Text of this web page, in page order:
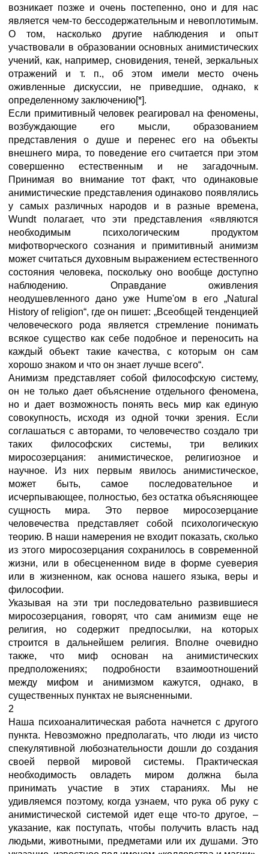
возникает позже и очень постепенно, оно и для нас
является чем-то бессодержательным и невоплотимым.
О том, насколько другие наблюдения и опыт
участвовали в образовании основных анимистических
учений, как, например, сновидения, теней, зеркальных
отражений и т. п., об этом имели место очень
оживленные дискуссии, не приведшие, однако, к
определенному заключению[*].
Если примитивный человек реагировал нa феномены,
возбуждающие его мысли, образованием
представления о душе и перенес его на объекты
внешнего мира, то поведение его считается при этом
совершенно естественным и не загадочным.
Принимая во внимание тот факт, что одинаковые
анимистические представления одинаково появлялись
у самых различных народов и в разные времена,
Wundt полагает, что эти представления «являются
необходимым психологическим продуктом
мифотворческого сознания и примитивный анимизм
может считаться духовным выражением естественного
состояния человека, поскольку оно вообще доступно
наблюдению. Оправдание оживления
неодушевленного дано уже Нume'oм в его „Natural
History of religion“, где он пишет: „Всеобщей тенденцией
человеческого рода является стремление понимать
всякое существо как себе подобное и переносить на
каждый объект такие качества, с которым он сам
хорошо знаком и что он знает лучше всего“.
Анимизм представляет собой философскую систему,
он не только дает объяснение отдельного феномена,
но и дает возможность понять весь мир как единую
совокупность, исходя из одной точки зрения. Если
соглашаться с авторами, то человечество создало три
таких философских системы, три великих
миросозерцания: анимистическое, религиозное и
научное. Из них первым явилось анимистическое,
может быть, самое последовательное и
исчерпывающее, полностью, без остатка объясняющее
сущность мира. Это первое миросозерцание
человечества представляет собой психологическую
теорию. В наши намерения не входит показать, сколько
из этого миросозерцания сохранилось в современной
жизни, или в обесцененном виде в форме суеверия
или в жизненном, как основа нашего языка, веры и
философии.
Указывая на эти три последовательно развившиеся
миросозерцания, говорят, что сам анимизм еще не
религия, но содержит предпосылки, на которых
строится в дальнейшем религия. Вполне очевидно
также, что миф основан на анимистических
предположениях; подробности взаимоотношений
между мифом и анимизмом кажутся, однако, в
существенных пунктах не выясненными.
2
Наша психоаналитическая работа начнется с другого
пункта. Невозможно предполагать, что люди из чисто
спекулятивной любознательности дошли до создания
своей первой мировой системы. Практическая
необходимость овладеть миром должна была
принимать участие в этих стараниях. Мы не
удивляемся поэтому, когда узнаем, что рука об руку с
анимистической системой идет еще что-то другое, –
указание, как поступать, чтобы получить власть над
людьми, животными, предметами или их душами. Это